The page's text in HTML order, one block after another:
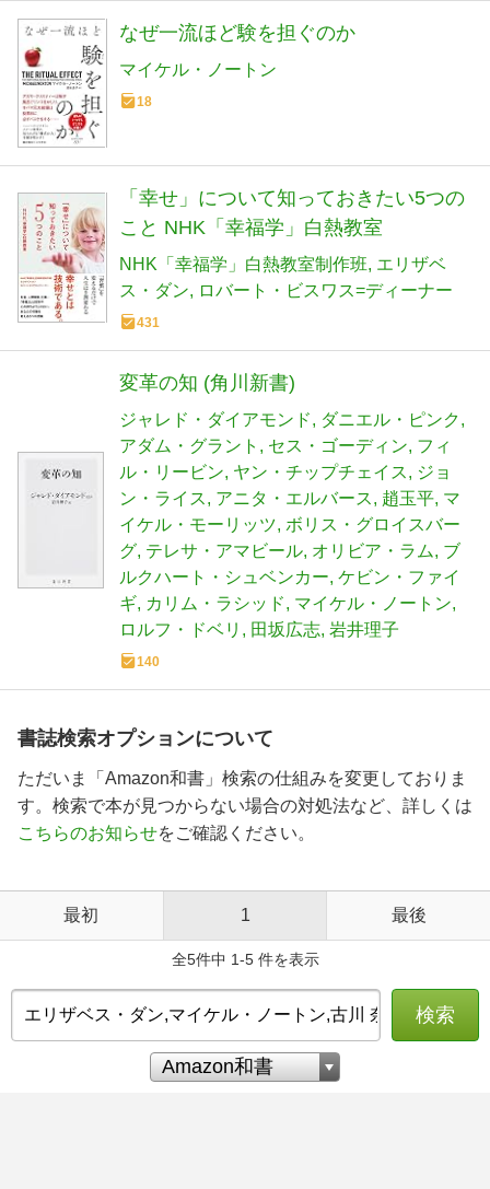
なぜ一流ほど験を担ぐのか
マイケル・ノートン
18
「幸せ」について知っておきたい5つの
こと NHK「幸福学」白熱教室
NHK「幸福学」白熱教室制作班 エリザベ
ス・ダン
ロバート・ビスワス=ディーナー
431
変革の知 (角川新書)
ジャレド・ダイアモンド
ダニエル・ピンク
アダム・グラント
セス・ゴーディン フィ
ル・リービン ヤン・チップチェイス
ジョ
ン・ライス
アニタ・エルバース 趙玉平 マ
イケル・モーリッツ ボリス・グロイスバー
グ テレサ・アマビール オリビア・ラム
ブ
ルクハート・シュベンカー ケビン・ファイ
ギ カリム・ラシッド
マイケル・ノートン
ロルフ・ドベリ
田坂広志 岩井理子
140
書誌検索オプションについて
ただいま「Amazon和書」検索の仕組みを変更しておりま
す。検索で本が見つからない場合の対処法など、詳しくは
こちらのお知らせをご確認ください。
最初 1 最後
全5件中 1-5 件を表示
検索